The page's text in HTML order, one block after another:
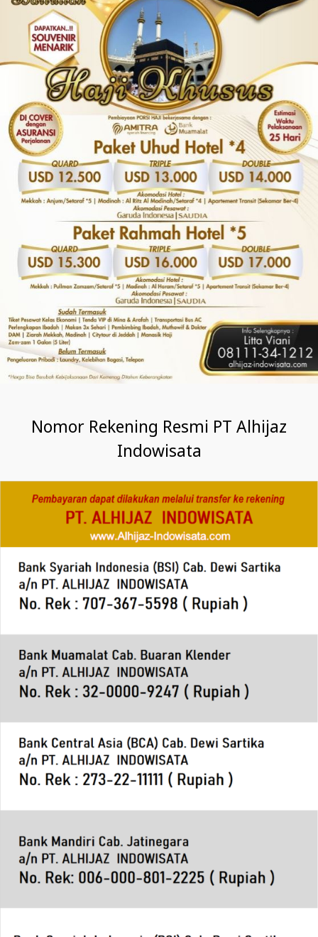
Nomor Rekening Resmi PT Alhijaz
Indowisata